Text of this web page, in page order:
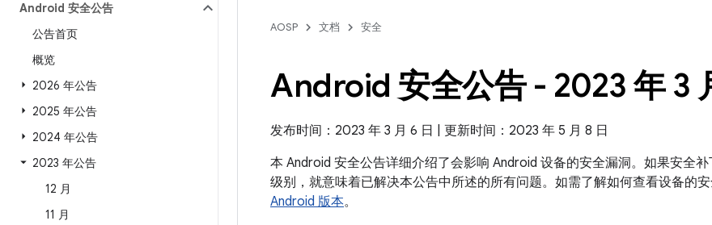
Android 安全公告
公告首页
概览
2026 年公告
2025 年公告
2024 年公告
2023 年公告
12 月
11 月
AOSP 文档 安全
Android 安全公告 - 2023 年 3
发布时间：2023 年 3 月 6 日 | 更新时间：2023 年 5 月 8 日
本 Android 安全公告详细介绍了会影响 Android 设备的安全漏洞。如果安全
级别，就意味着已解决本公告中所述的所有问题。如需了解如何查看设备的
Android 版本。